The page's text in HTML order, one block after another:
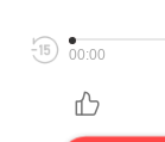
00:00